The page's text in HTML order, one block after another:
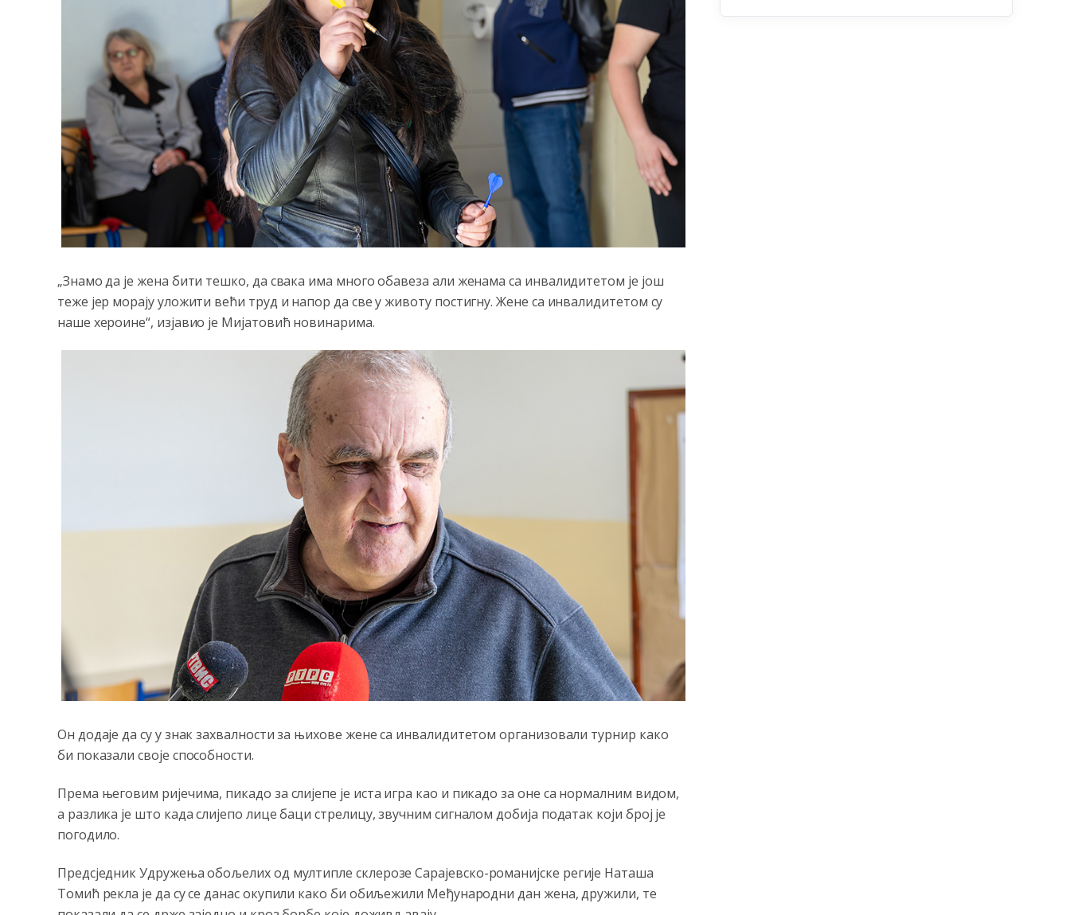
„Знамо да је жена бити тешко, да свака има много обавеза али женама са инвалидитетом је још
теже јер морају уложити већи труд и напор да све у животу постигну. Жене са инвалидитетом су
наше хероине“, изјавио је Мијатовић новинарима.
Он додаје да су у знак захвалности за њихове жене са инвалидитетом организовали турнир како
би показали своје способности.
Према његовим ријечима, пикадо за слијепе је иста игра као и пикадо за оне са нормалним видом,
а разлика је што када слијепо лице баци стрелицу, звучним сигналом добија податак који број је
погодило.
Предсједник Удружења обољелих од мултипле склерозе Сарајевско-романијске регије Наташа
Томић рекла је да су се данас окупили како би обиљежили Међународни дан жена, дружили, те